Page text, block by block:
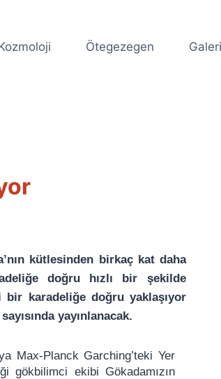
Ötegezegen Galeri
kütlesinden birkaç kat daha
doğru hızlı bir şekilde
karadeliğe doğru yaklaşıyor
yayınlanacak.
Max-Planck Garching’teki Yer
gökbilimci ekibi Gökadamızın